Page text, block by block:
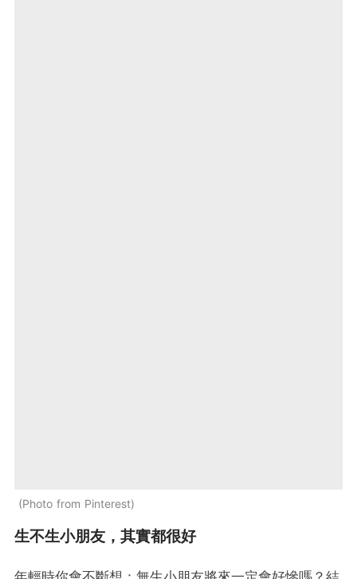
Photo from Pinterest
生不生小朋友，其實都很好